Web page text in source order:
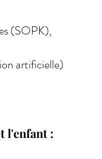
(SOPK),
artificielle)
l'enfant​ :